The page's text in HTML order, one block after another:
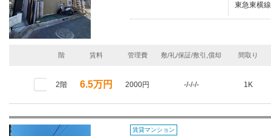
東急東横
階 賃料 管理費 敷/礼/保証/敷引,償却 間取り
2階 6.5万円 2000円 -/-/-/- 1K
賃貸マンション